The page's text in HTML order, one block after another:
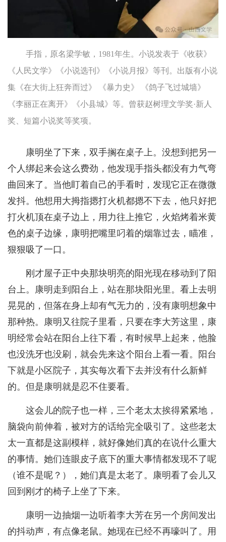
手指，原名梁学敏，1981年生。小说发表于《收获》
《人民文学》《小说选刊》《小说月报》等刊。出版有小说
集《在大街上狂奔而过》 《暴力史》 《鸽子飞过城墙》
《李丽正在离开》《小县城》等。曾获赵树理文学奖·新人
奖、短篇小说奖等奖项。
康明坐了下来，双手搁在桌子上。没想到把另一
个人绑起来会这么费劲，他发现手指头都没有力气弯
曲回来了。当他盯着自己的手看时，发现它正在微微
发抖。他想用大拇指摁打火机都摁不下去，他只好把
打火机顶在桌子边上，用力往上推它，火焰烤着米黄
色的桌子边缘，康明把嘴里叼着的烟靠过去，瞄准，
狠狠吸了一口。
刚才屋子正中央那块明亮的阳光现在移动到了阳
台上。康明走到阳台上，站在那块阳光里。看上去明
晃晃的，但落在身上却有气无力的，没有康明想象中
那种热。康明又往院子里看，只要在李大芳这里，康
明经常会站在阳台上往下看，有时候早上起来，他脸
也没洗牙也没刷，就会先来这个阳台上看一看。阳台
下就是小区院子，其实每次看下去并没有什么新鲜
的。但是康明就是忍不住要看。
这会儿的院子也一样，三个老太太挨得紧紧地，
脑袋向前伸着，被对方的话给完全吸引了。这些老太
太一直都是这副模样，就好像她们真的在说什么重大
的事情。她们连眼皮子底下的重大事情都发现不了呢
（谁不是呢？），她们真是太老了。康明看了会儿又
回到刚才的椅子上坐了下来。
康明一边抽烟一边听着李大芳在另一个房间发出
的抖动声，有点像老鼠。她现在已经不再嚎叫了。用